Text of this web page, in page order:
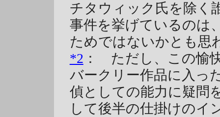
チタウィック氏を除く
事件を挙げているのは
ためではないかとも思
*2 ： ただし、この愉
バークリー作品に入っ
偵としての能力に疑問
して後半の仕掛けのイ